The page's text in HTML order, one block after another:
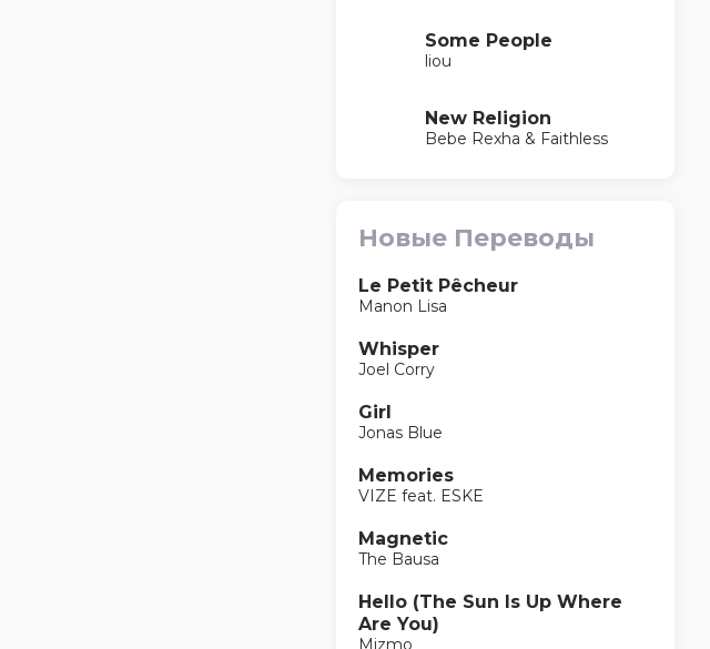
Some People
liou
New Religion
Bebe Rexha & Faithless
Новые Переводы
Le Petit Pêcheur
Manon Lisa
Whisper
Joel Corry
Girl
Jonas Blue
Memories
VIZE feat. ESKE
Magnetic
The Bausa
Hello (The Sun Is Up Where
Are You)
Mizmo